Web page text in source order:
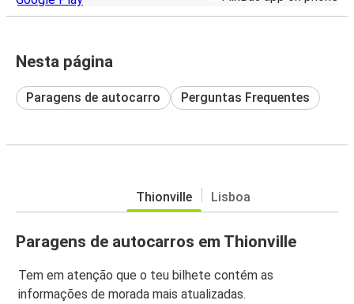
Nesta página
Paragens de autocarro Perguntas Frequentes
Thionville Lisboa
Paragens de autocarros em Thionville
Tem em atenção que o teu bilhete contém as
informações de morada mais atualizadas.